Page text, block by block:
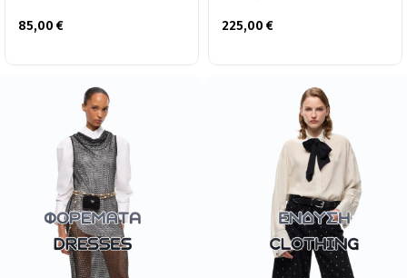
85,00 € 225,00 €